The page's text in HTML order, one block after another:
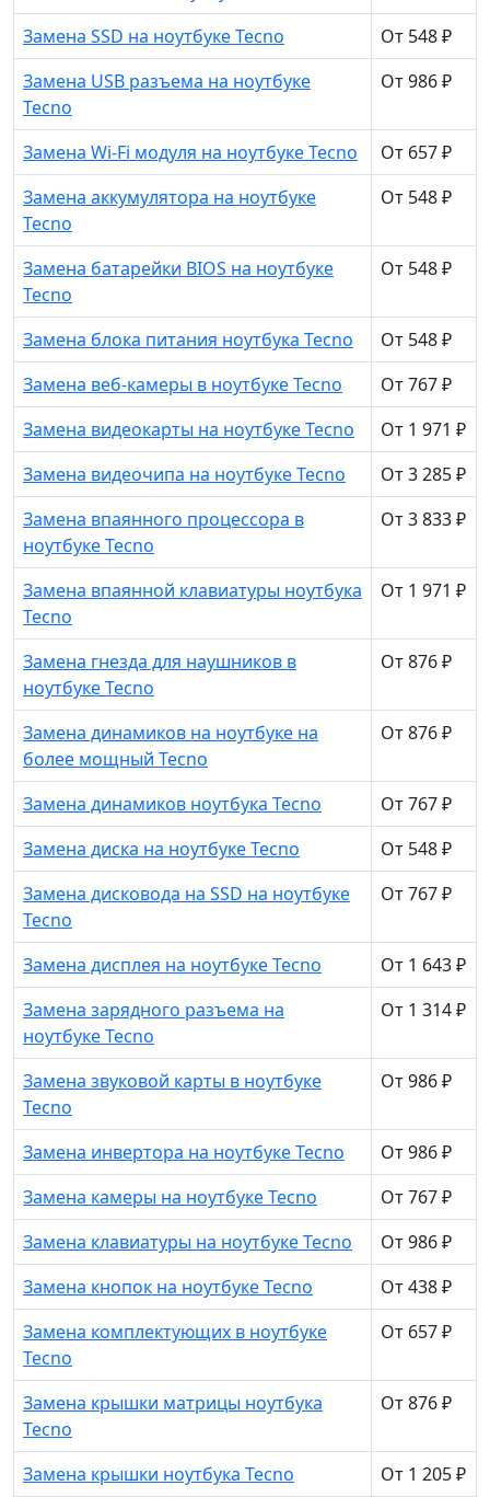
Замена SSD на ноутбуке Tecno
От 548 ₽
Замена USB разъема на ноутбуке
Tecno
От 986 ₽
Замена Wi-Fi модуля на ноутбуке Tecno
От 657 ₽
Замена аккумулятора на ноутбуке
Tecno
От 548 ₽
Замена батарейки BIOS на ноутбуке
Tecno
От 548 ₽
Замена блока питания ноутбука Tecno
От 548 ₽
Замена веб-камеры в ноутбуке Tecno
От 767 ₽
Замена видеокарты на ноутбуке Tecno
От 1 971 ₽
Замена видеочипа на ноутбуке Tecno
От 3 285 ₽
Замена впаянного процессора в
ноутбуке Tecno
От 3 833 ₽
Замена впаянной клавиатуры ноутбука
Tecno
От 1 971 ₽
Замена гнезда для наушников в
ноутбуке Tecno
От 876 ₽
Замена динамиков на ноутбуке на
более мощный Tecno
От 876 ₽
Замена динамиков ноутбука Tecno
От 767 ₽
Замена диска на ноутбуке Tecno
От 548 ₽
Замена дисковода на SSD на ноутбуке
Tecno
От 767 ₽
Замена дисплея на ноутбуке Tecno
От 1 643 ₽
Замена зарядного разъема на
ноутбуке Tecno
От 1 314 ₽
Замена звуковой карты в ноутбуке
Tecno
От 986 ₽
Замена инвертора на ноутбуке Tecno
От 986 ₽
Замена камеры на ноутбуке Tecno
От 767 ₽
Замена клавиатуры на ноутбуке Tecno
От 986 ₽
Замена кнопок на ноутбуке Tecno
От 438 ₽
Замена комплектующих в ноутбуке
Tecno
От 657 ₽
Замена крышки матрицы ноутбука
Tecno
От 876 ₽
Замена крышки ноутбука Tecno
От 1 205 ₽